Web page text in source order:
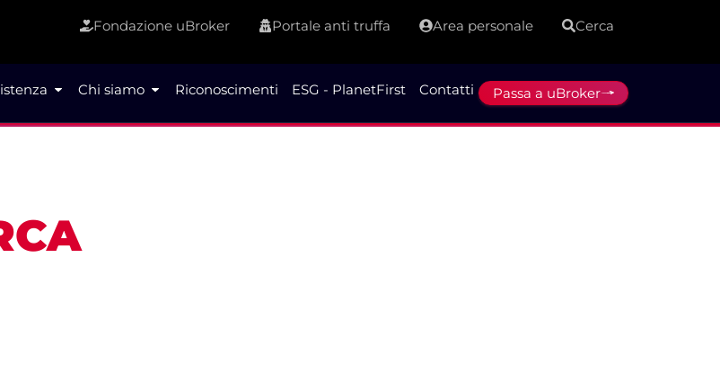
Fondazione uBroker Portale anti truffa Area personale Cerca
Chi siamo Riconoscimenti ESG - PlanetFirst Contatti Passa a uBroker